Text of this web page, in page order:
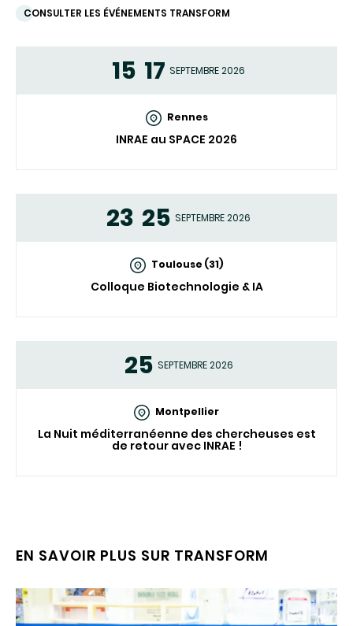
CONSULTER LES ÉVÉNEMENTS TRANSFORM
15 17 SEPTEMBRE 2026
Rennes
INRAE au SPACE 2026
23 25 SEPTEMBRE 2026
Toulouse (31)
Colloque Biotechnologie & IA
25 SEPTEMBRE 2026
Montpellier
La Nuit méditerranéenne des chercheuses est
de retour avec INRAE !
EN SAVOIR PLUS SUR TRANSFORM